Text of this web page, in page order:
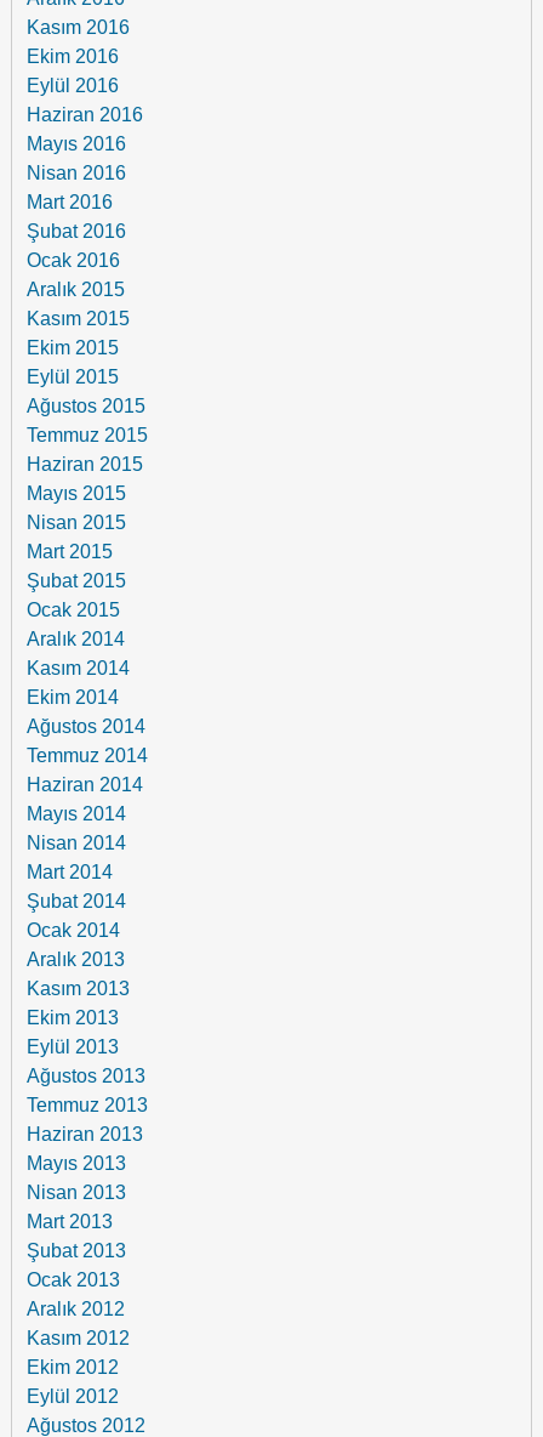
Kasım 2016
Ekim 2016
Eylül 2016
Haziran 2016
Mayıs 2016
Nisan 2016
Mart 2016
Şubat 2016
Ocak 2016
Aralık 2015
Kasım 2015
Ekim 2015
Eylül 2015
Ağustos 2015
Temmuz 2015
Haziran 2015
Mayıs 2015
Nisan 2015
Mart 2015
Şubat 2015
Ocak 2015
Aralık 2014
Kasım 2014
Ekim 2014
Ağustos 2014
Temmuz 2014
Haziran 2014
Mayıs 2014
Nisan 2014
Mart 2014
Şubat 2014
Ocak 2014
Aralık 2013
Kasım 2013
Ekim 2013
Eylül 2013
Ağustos 2013
Temmuz 2013
Haziran 2013
Mayıs 2013
Nisan 2013
Mart 2013
Şubat 2013
Ocak 2013
Aralık 2012
Kasım 2012
Ekim 2012
Eylül 2012
Ağustos 2012